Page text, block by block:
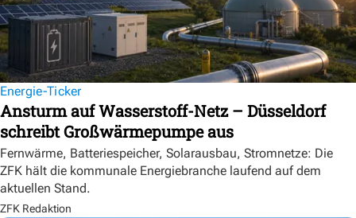
Energie-Ticker
Ansturm auf Wasserstoff-Netz – Düsseldorf
schreibt Großwärmepumpe aus
Fernwärme, Batteriespeicher, Solarausbau, Stromnetze: Die
ZFK hält die kommunale Energiebranche laufend auf dem
aktuellen Stand.
ZFK Redaktion